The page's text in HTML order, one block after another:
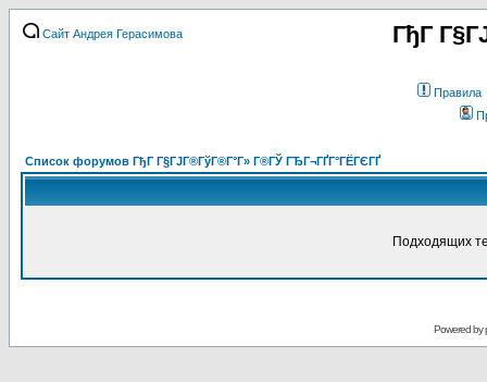
Сайт Андрея Герасимова ГђГ
Правила
Список форумов ГђГ Г§ГЈГ®ГўГ®Г°Г» Г®ГЎ ГЂГ¬ГҐГ°ГЁГЄГҐ
Подходящих
Powered by